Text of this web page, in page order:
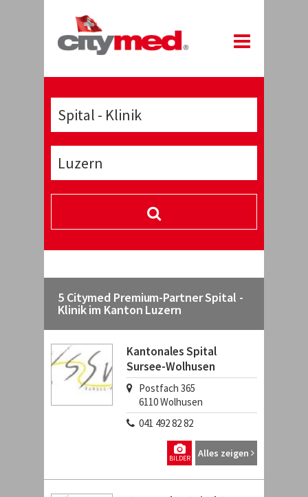
5 Citymed Premium-Partner Spital -
Klinik im Kanton Luzern
Kantonales Spital
Sursee-Wolhusen
Postfach 365
6110Wolhusen
041 492 82 82
Alles zeigen
BILDER